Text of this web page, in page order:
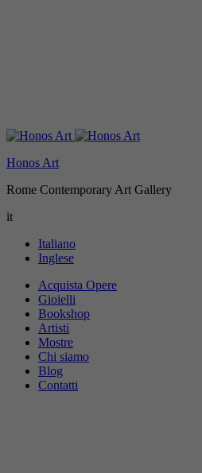
Honos Art
Rome Contemporary Art Gallery
it
Italiano
Inglese
Acquista Opere
Gioielli
Bookshop
Artisti
Mostre
Chi siamo
Blog
Contatti